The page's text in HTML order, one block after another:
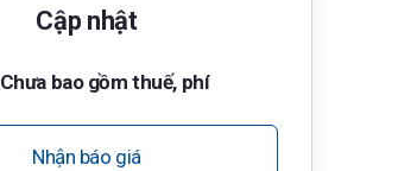
Cập nhật
Chưa bao gồm thuế, phí
Nhận báo giá